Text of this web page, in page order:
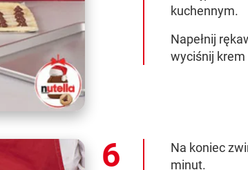
kuchennym.
Napełnij
wyciśnij krem
Na koniec
minut.